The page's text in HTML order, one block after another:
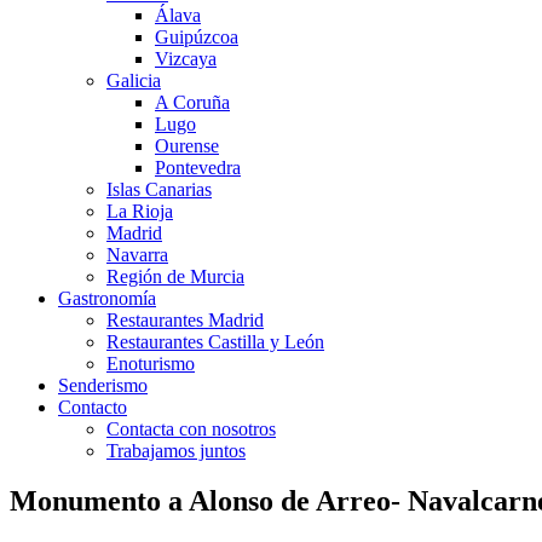
Álava
Guipúzcoa
Vizcaya
Galicia
A Coruña
Lugo
Ourense
Pontevedra
Islas Canarias
La Rioja
Madrid
Navarra
Región de Murcia
Gastronomía
Restaurantes Madrid
Restaurantes Castilla y León
Enoturismo
Senderismo
Contacto
Contacta con nosotros
Trabajamos juntos
Monumento a Alonso de Arreo-